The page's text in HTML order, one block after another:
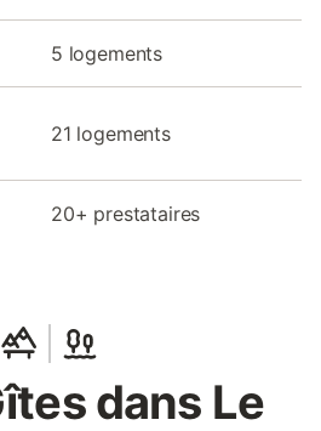
5 logements
21 logements
20+ prestataires
dans Le